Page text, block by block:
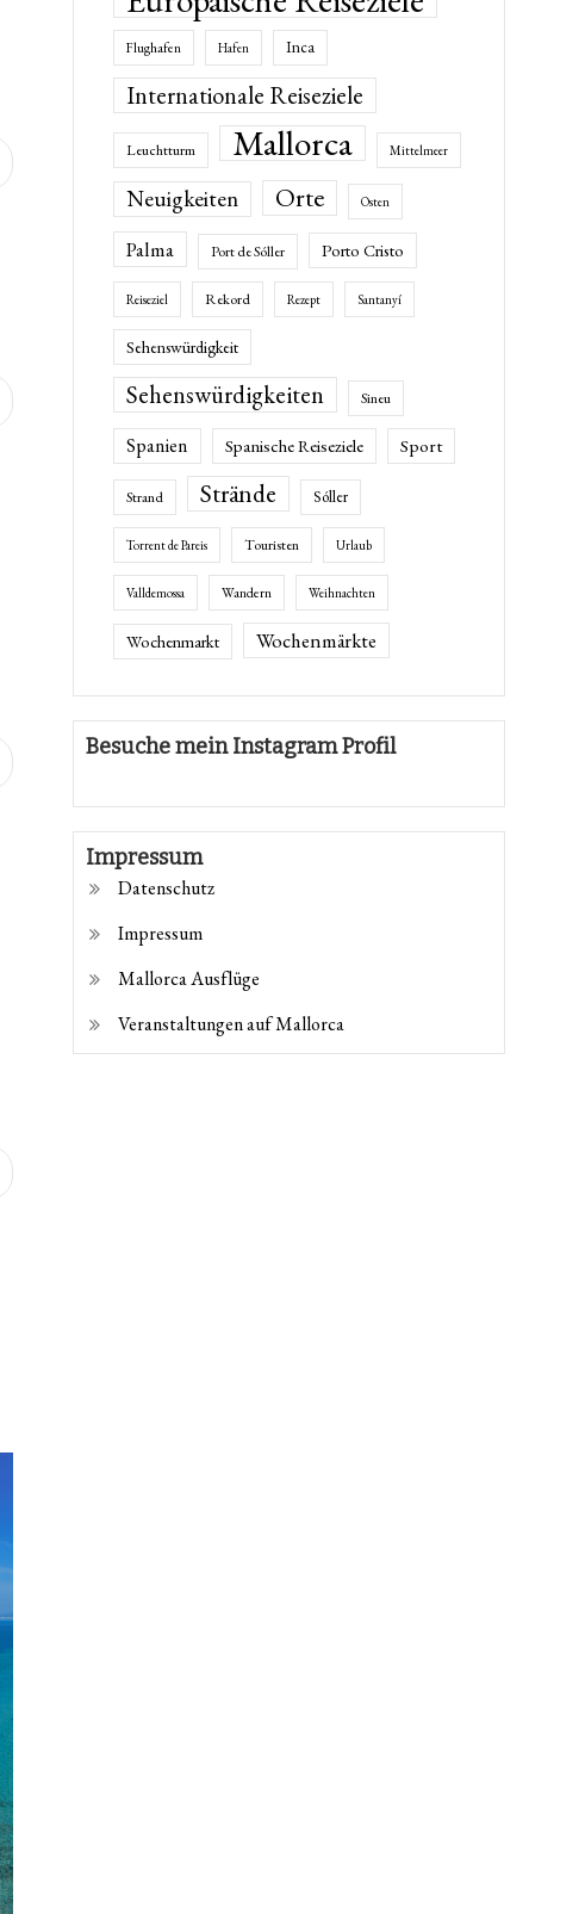
Flughafen Hafen Inca
Internationale Reiseziele
Leuchtturm Mallorca Mittelmeer
Neuigkeiten Orte Osten
Palma Port de Sóller Porto Cristo
Reiseziel Rekord Rezept Santanyí
Sehenswürdigkeit
Sehenswürdigkeiten Sineu
Spanien Spanische Reiseziele Sport
Strand Strände Sóller
Torrent de Pareis Touristen Urlaub
Valldemossa Wandern Weihnachten
Wochenmarkt Wochenmärkte
Besuche mein Instagram Profil
Impressum
Datenschutz
Impressum
Mallorca Ausflüge
Veranstaltungen auf Mallorca